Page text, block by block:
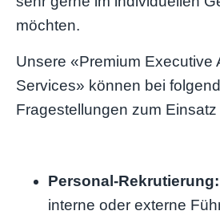
möchten.
Unsere «Premium Executive
Services» können bei
Fragestellungen zum
Personal-Rekrutierung:
interne oder externe